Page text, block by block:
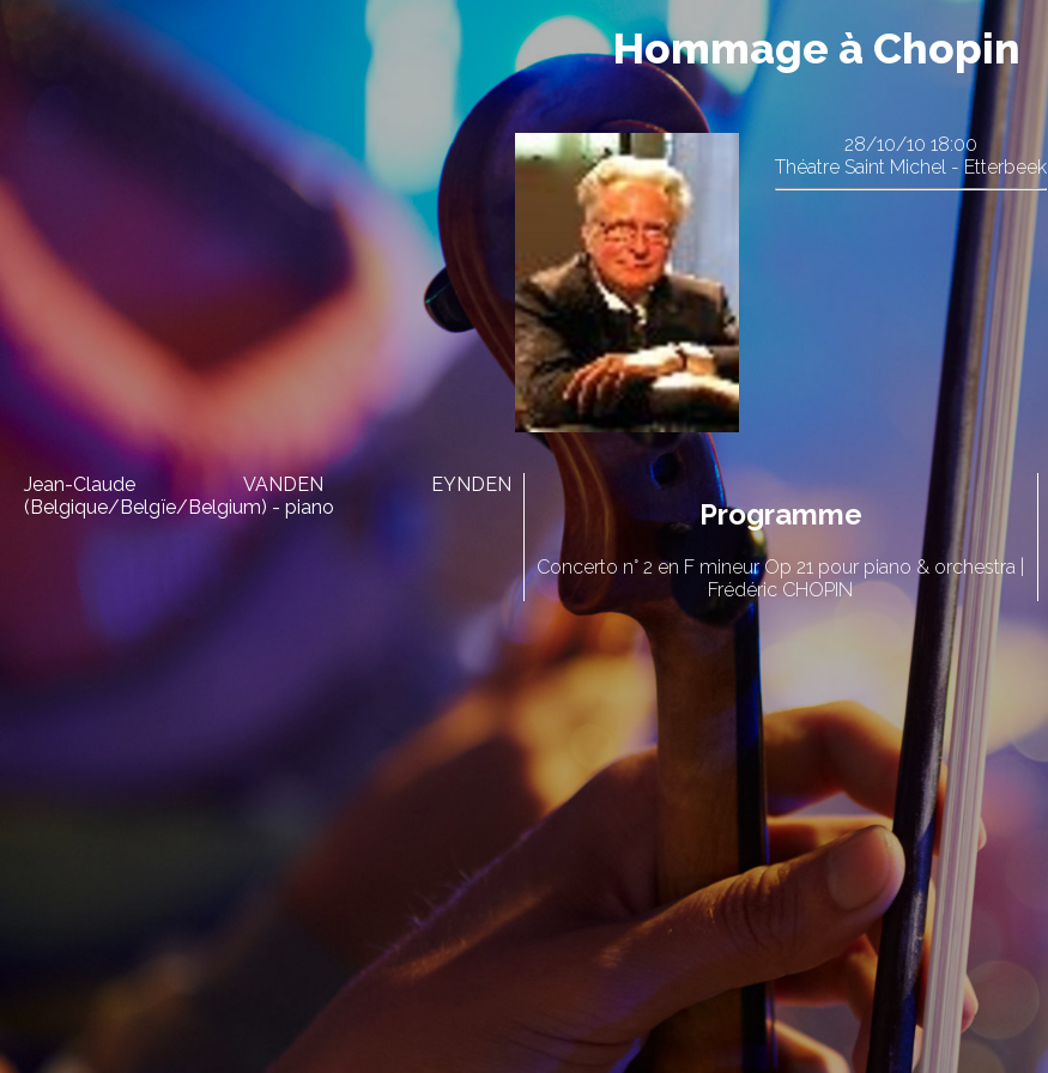
Hommage à Chopin
28/10/10 18:00
Théatre Saint Michel - Etterbeek
Jean-Claude VANDEN EYNDEN
(Belgique/Belgïe/Belgium) - piano
Programme
Concerto n° 2 en F mineur Op 21 pour piano & orchestra |
Frédéric CHOPIN